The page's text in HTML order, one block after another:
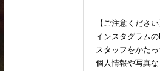
【ご注意ください
インスタグラム
スタッフをかた
個人情報や写真